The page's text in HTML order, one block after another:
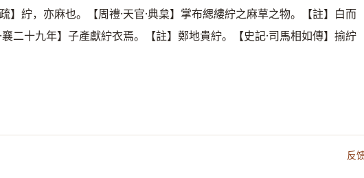
】紵，亦麻也。【周禮·天官·典枲】掌布緦縷紵之麻草之物。【註】白而
二十九年】子產獻紵衣焉。【註】鄭地貴紵。【史記·司馬相如傳】揄紵
反